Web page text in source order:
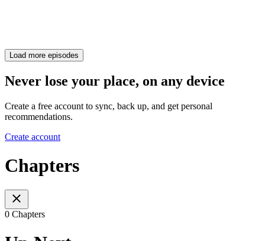
Load more episodes
Never lose your place, on any device
Create a free account to sync, back up, and get personal
recommendations.
Create account
Chapters
0 Chapters